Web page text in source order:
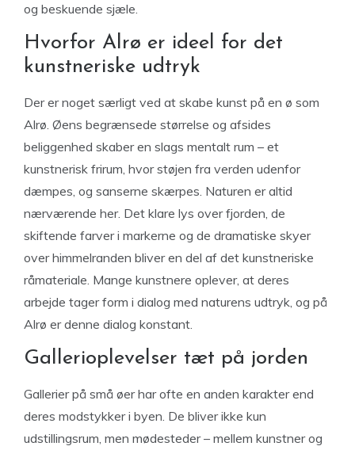
og beskuende sjæle.
Hvorfor Alrø er ideel for det
kunstneriske udtryk
Der er noget særligt ved at skabe kunst på en ø som
Alrø. Øens begrænsede størrelse og afsides
beliggenhed skaber en slags mentalt rum – et
kunstnerisk frirum, hvor støjen fra verden udenfor
dæmpes, og sanserne skærpes. Naturen er altid
nærværende her. Det klare lys over fjorden, de
skiftende farver i markerne og de dramatiske skyer
over himmelranden bliver en del af det kunstneriske
råmateriale. Mange kunstnere oplever, at deres
arbejde tager form i dialog med naturens udtryk, og på
Alrø er denne dialog konstant.
Gallerioplevelser tæt på jorden
Gallerier på små øer har ofte en anden karakter end
deres modstykker i byen. De bliver ikke kun
udstillingsrum, men mødesteder – mellem kunstner og